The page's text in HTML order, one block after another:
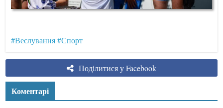
#Веслування #Спорт
Поділитися у Facebook
Коментарі